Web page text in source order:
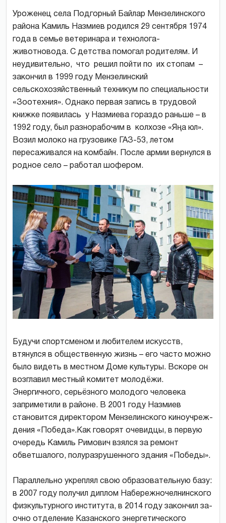
Уроженец села Подгорный Байлар Мензелинского
района Камиль Назмиев родился 29 сентября 1974
года в семье ветеринара и технолога-
животновода. С детства помогал родителям. И
неудивительно, что решил пойти по их стопам –
закончил в 1999 году Мензелинский
сельскохозяйственный техникум по специальности
«Зоотехния». Однако первая запись в трудовой
книжке появилась у Назмиева гораздо раньше – в
1992 году, был разнорабочим в колхозе «Яңа юл».
Возил молоко на грузовике ГАЗ-53, летом
пересаживался на комбайн. После армии вернулся в
родное село – работал шофером.
Будучи спортсменом и любителем искусств,
втянулся в общественную жизнь – его часто можно
было видеть в местном Доме культуры. Вскоре он
возглавил местный комитет молодёжи.
Энергичного, серьёзного молодого человека
заприметили в районе. В 2001 году Назмиев
становится директором Мензелинского киноучреж­
дения «Победа».Как говорят очевидцы, в первую
очередь Камиль Римович взялся за ремонт
обветшалого, полуразрушенного здания «Победы».
Параллельно укреплял свою образовательную базу:
в 2007 году получил диплом Набережночелнинского
физкультурного института, в 2014 году закончил за­
очно отделение Казанского энергетиче­ского